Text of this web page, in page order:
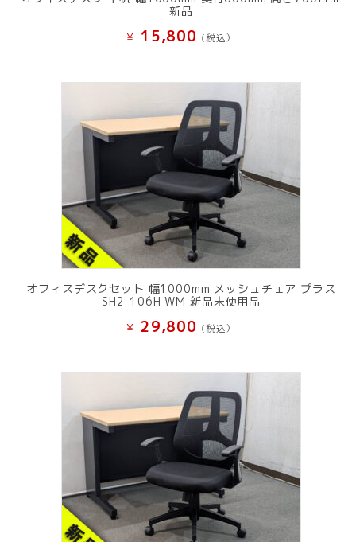
新品
¥ 15,800 (税込）
オフィスデスクセット 幅1000mm メッシュチェア プラス
SH2-106H WM 新品未使用品
¥ 29,800 (税込）